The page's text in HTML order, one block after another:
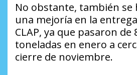
No obstante, también se
una mejoría en la
CLAP, ya que pasaron de
toneladas en enero a
cierre de noviembre.